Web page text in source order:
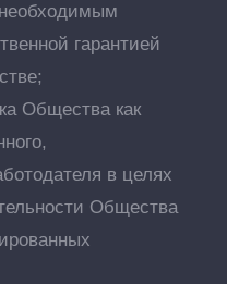
гарантией
Общества как
в целях
Общества